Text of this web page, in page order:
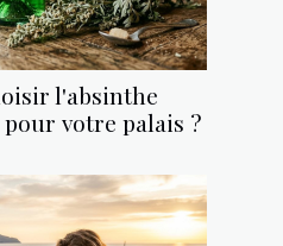
l'absinthe
votre palais ?